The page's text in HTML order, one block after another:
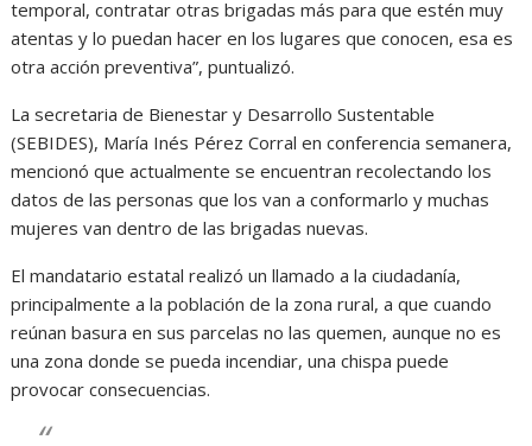
temporal, contratar otras brigadas más para que estén muy
atentas y lo puedan hacer en los lugares que conocen, esa es
otra acción preventiva”, puntualizó.
La secretaria de Bienestar y Desarrollo Sustentable
(SEBIDES), María Inés Pérez Corral en conferencia semanera,
mencionó que actualmente se encuentran recolectando los
datos de las personas que los van a conformarlo y muchas
mujeres van dentro de las brigadas nuevas.
El mandatario estatal realizó un llamado a la ciudadanía,
principalmente a la población de la zona rural, a que cuando
reúnan basura en sus parcelas no las quemen, aunque no es
una zona donde se pueda incendiar, una chispa puede
provocar consecuencias.